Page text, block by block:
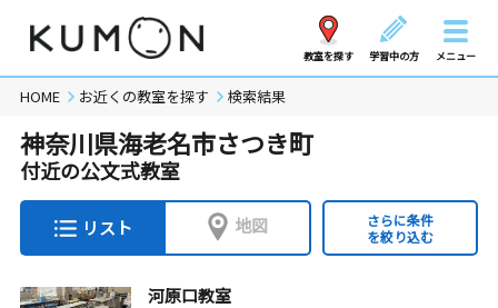
教室を探す 学習中の方 メニュー
HOME お近くの教室を探す 検索結果
神奈川県海老名市さつき町
付近の公文式教室
リスト 地図
さらに条件
を絞り込む
河原口教室